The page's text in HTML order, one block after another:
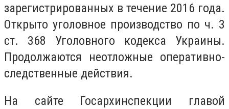
зарегистрированных в течение 2016 года.
Открыто уголовное производство по ч. 3
ст. 368 Уголовного кодекса Украины.
Продолжаются неотложные оперативно-
следственные действия.
На сайте Госархинспекции главой